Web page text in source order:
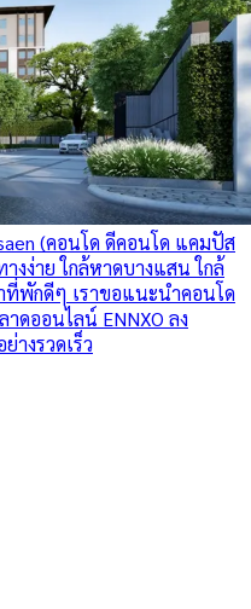
(คอนโด ดีคอนโด แคมปัส
งง่าย ใกล้หาดบางแสน ใกล้
ที่พักดีๆ เราขอแนะนำคอนโด
ดออนไลน์ ENNXO ลง
างรวดเร็ว